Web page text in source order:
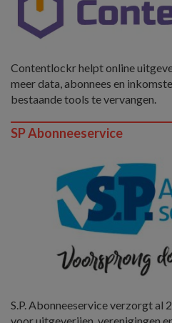
Contentlockr helpt online
meer data, abonnees en
bestaande tools te vervangen.
SP Abonneeservice
S.P. Abonneeservice verzorgt al
voor uitgeverijen, verenigingen